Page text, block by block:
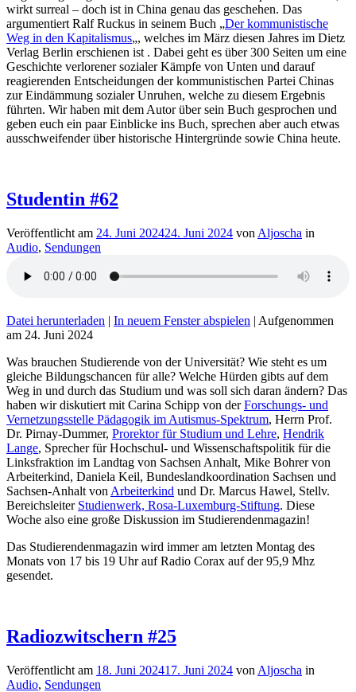
wirkt surreal – doch ist in China genau das geschehen. Das
argumentiert Ralf Ruckus in seinem Buch „Der kommunistische
Weg in den Kapitalismus„, welches im März diesen Jahres im Dietz
Verlag Berlin erschienen ist . Dabei geht es über 300 Seiten um eine
Geschichte verlorener sozialer Kämpfe von Unten und darauf
reagierenden Entscheidungen der kommunistischen Partei Chinas
zur Eindämmung sozialer Unruhen, welche zu diesem Ergebnis
führten. Wir haben mit dem Autor über sein Buch gesprochen und
geben euch ein paar Einblicke ins Buch, sprechen aber auch etwas
ausschweifender über historische Hintergründe sowie China heute.
Studentin #62
Veröffentlicht am 24. Juni 202424. Juni 2024 von Aljoscha in
Audio, Sendungen
Datei herunterladen | In neuem Fenster abspielen | Aufgenommen
am 24. Juni 2024
Was brauchen Studierende von der Universität? Wie steht es um
gleiche Bildungschancen für alle? Welche Hürden gibts auf dem
Weg in und durch das Studium und was soll sich daran ändern? Das
haben wir diskutiert mit Carina Schipp von derForschungs- und
Vernetzungsstelle Pädagogik im Autismus-Spektrum, Herrn Prof.
Dr. Pirnay-Dummer, Prorektor für Studium und Lehre, Hendrik
Lange, Sprecher für Hochschul- und Wissenschaftspolitik für die
Linksfraktion im Landtag von Sachsen Anhalt, Mike Bohrer von
Arbeiterkind, Daniela Keil, Bundeslandkoordination Sachsen und
Sachsen-Anhalt von Arbeiterkind und Dr. Marcus Hawel, Stellv.
Bereichsleiter Studienwerk, Rosa-Luxemburg-Stiftung. Diese
Woche also eine große Diskussion im Studierendenmagazin!
Das Studierendenmagazin wird immer am letzten Montag des
Monats von 17 bis 19 Uhr auf Radio Corax auf der 95,9 Mhz
gesendet.
Radiozwitschern #25
Veröffentlicht am 18. Juni 202417. Juni 2024 von Aljoscha in
Audio, Sendungen